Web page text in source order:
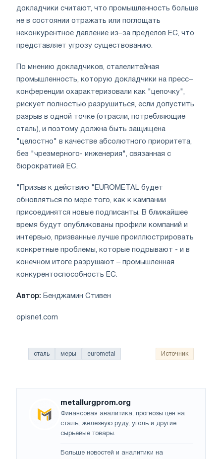
докладчики считают, что промышленность больше
не в состоянии отражать или поглощать
неконкурентное давление из–за пределов ЕС, что
представляет угрозу существованию.
По мнению докладчиков, сталелитейная
промышленность, которую докладчики на пресс–
конференции охарактеризовали как "цепочку",
рискует полностью разрушиться, если допустить
разрыв в одной точке (отрасли, потребляющие
сталь), и поэтому должна быть защищена
"целостно" в качестве абсолютного приоритета,
без "чрезмерного- инженерия", связанная с
бюрократией ЕС.
"Призыв к действию "EUROMETAL будет
обновляться по мере того, как к кампании
присоединятся новые подписанты. В ближайшее
время будут опубликованы профили компаний и
интервью, призванные лучше проиллюстрировать
конкретные проблемы, которые подрывают - и в
конечном итоге разрушают – промышленная
конкурентоспособность ЕС.
Автор: Бенджамин Стивен
opisnet.com
сталь меры eurometal Источник
metallurgprom.org
Финансовая аналитика, прогнозы цен на
сталь, железную руду, уголь и другие
сырьевые товары.
Больше новостей и аналитики на